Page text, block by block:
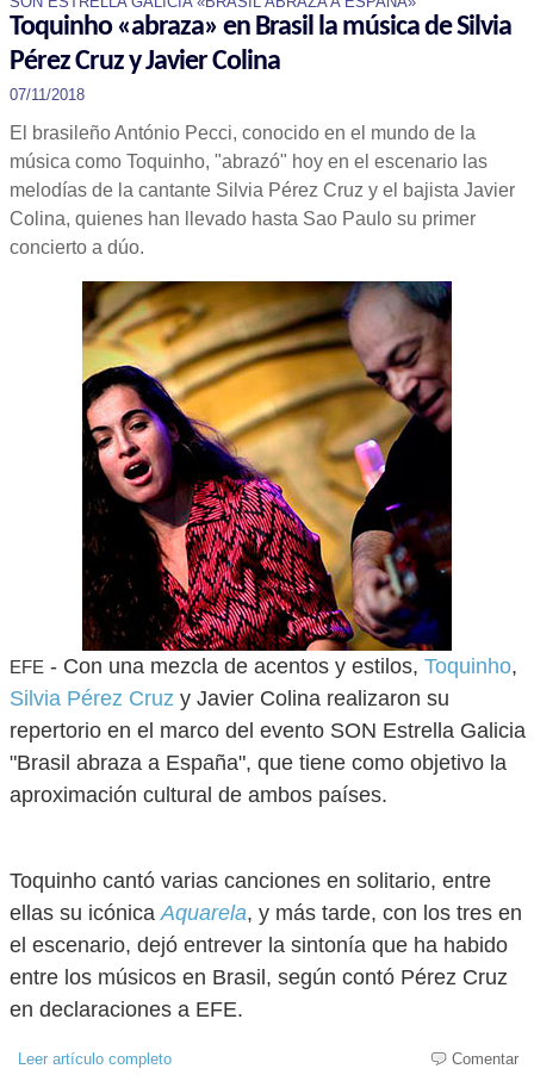
Toquinho «abraza» en Brasil la música de Silvia
Pérez Cruz y Javier Colina
07/11/2018
El brasileño António Pecci, conocido en el mundo de la
música como Toquinho, "abrazó" hoy en el escenario las
melodías de la cantante Silvia Pérez Cruz y el bajista Javier
Colina, quienes han llevado hasta Sao Paulo su primer
concierto a dúo.
EFE - Con una mezcla de acentos y estilos, Toquinho,
Silvia Pérez Cruz y Javier Colina realizaron su
repertorio en el marco del evento SON Estrella Galicia
"Brasil abraza a España", que tiene como objetivo la
aproximación cultural de ambos países.
Toquinho cantó varias canciones en solitario, entre
ellas su icónicaAquarela, y más tarde, con los tres en
el escenario, dejó entrever la sintonía que ha habido
entre los músicos en Brasil, según contó Pérez Cruz
en declaraciones a EFE.
Leer artículo completo Comentar